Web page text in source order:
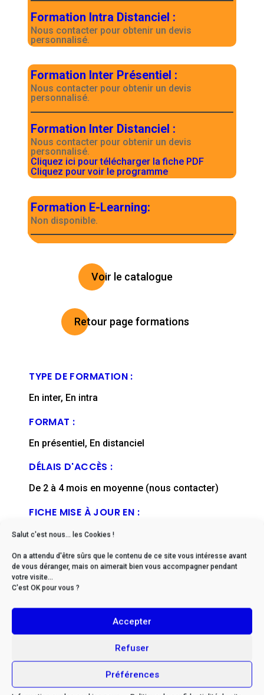
Salut c'est nous... les Cookies !
On a attendu d'être sûrs que le contenu de ce site vous intéresse avant
de vous déranger, mais on aimerait bien vous accompagner pendant
votre visite...
C'est OK pour vous ?
Accepter
Refuser
Préférences
Formation Intra Distanciel :
Nous contacter pour obtenir un devis
personnalisé.
Formation Inter Présentiel :
Nous contacter pour obtenir un devis
personnalisé.
Formation Inter Distanciel :
Nous contacter pour obtenir un devis
personnalisé.
Cliquez ici pour télécharger la fiche PDF
Cliquez pour voir le programme
Formation E-Learning:
Non disponible.
Voir le catalogue
Retour page formations
TYPE DE FORMATION :
En inter, En intra
FORMAT :
En présentiel, En distanciel
DÉLAIS D'ACCÈS :
De 2 à 4 mois en moyenne (nous contacter)
FICHE MISE À JOUR EN :
septembre, 2025
* Si vous êtes en situation
de handicap, veuillez nous
contacter afin d’envisager
ensemble les possibilités
d’adaptation